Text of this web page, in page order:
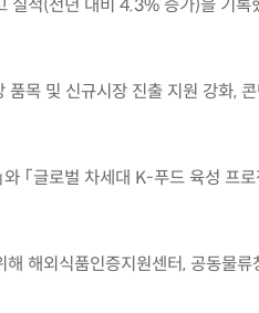
적(전년 대비 4.3% 증가)을 기록
목 및 신규시장 진출 지원 강화,
「글로벌 차세대 K-푸드 육성 프로
해외식품인증지원센터, 공동물